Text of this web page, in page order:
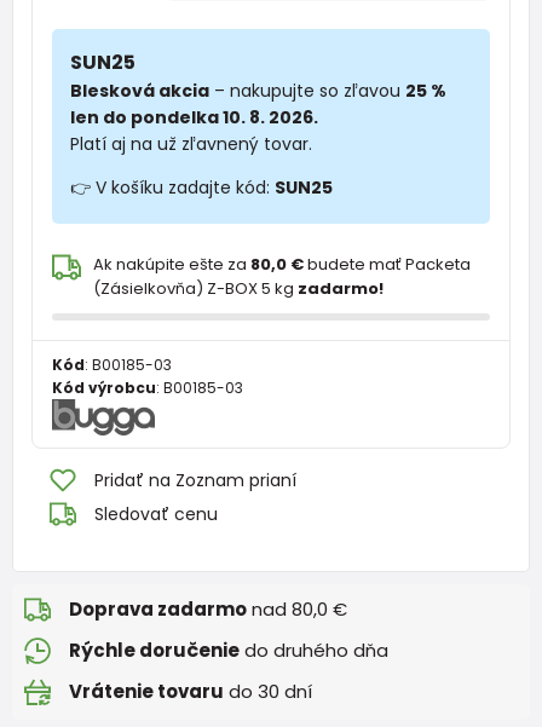
SUN25
Blesková akcia – nakupujte so zľavou 25 %
len do pondelka 10. 8. 2026.
Platí aj na už zľavnený tovar.
👉 V košíku zadajte kód: SUN25
Ak nakúpite ešte za 80,0 €budete mať Packeta
(Zásielkovňa) Z-BOX 5 kg zadarmo!
Kód: B00185-03
Kód výrobcu: B00185-03
Pridať na Zoznam prianí
Sledovať cenu
Doprava zadarmonad 80,0 €
Rýchle doručeniedo druhého dňa
Vrátenie tovaru do 30 dní